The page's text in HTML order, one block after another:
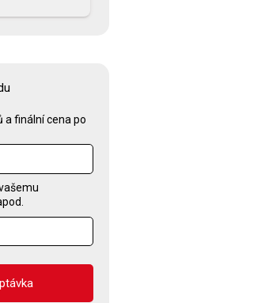
a finální cena po